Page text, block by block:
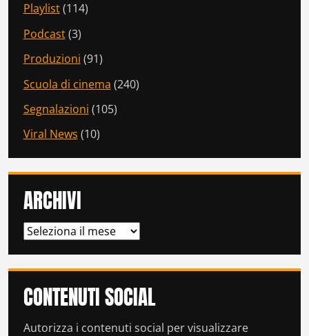
Playlist(114)
Podcast(3)
Produzioni (91)
Scuola di cinema (240)
Segnalazioni (105)
Viral News (10)
ARCHIVI
ARCHIVI
CONTENUTI SOCIAL
Autorizza i contenuti social per visualizzare